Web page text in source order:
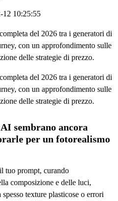
12 10:25:55
del 2026 tra i generatori di
con un approfondimento sulle
delle strategie di prezzo.
del 2026 tra i generatori di
con un approfondimento sulle
delle strategie di prezzo.
sembrano ancora
per un fotorealismo
tuo prompt, curando
composizione e delle luci,
texture plasticose o errori